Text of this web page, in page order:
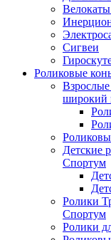
Сигвеи
Роликовые
широкий
Детские
Спортум
Ролики
Спортум
Ролики